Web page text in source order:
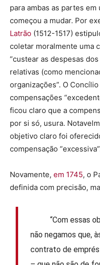
para ambas as partes
começou a mudar. Por
Latrão (1512-1517)
coletar moralmente uma
“custear as despesas
relativas (como
organizações”. O
compensações
ficou claro que a
por si só, usura.
objetivo claro foi
compensação
Novamente, em 1745, o
definida com precisão,
“Com essas
não negamos que,
contrato de